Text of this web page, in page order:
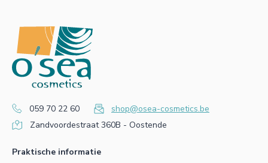
059 70 22 60
shop@osea-cosmetics.be
Zandvoordestraat 360B - Oostende
Praktische informatie